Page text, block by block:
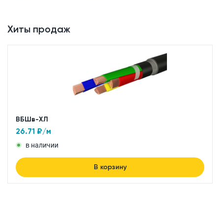
Хиты продаж
ВБШв-ХЛ
26.71 ₽/м
в наличии
В корзину